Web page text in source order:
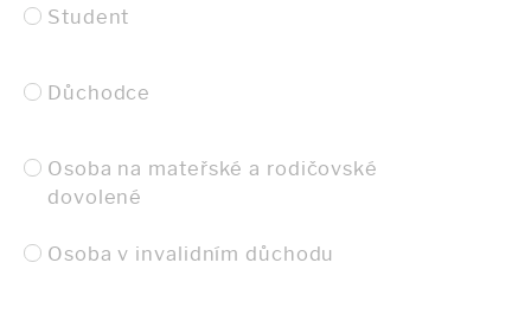
Student
Důchodce
Osoba na mateřské a rodičovské
dovolené
Osoba v invalidním důchodu